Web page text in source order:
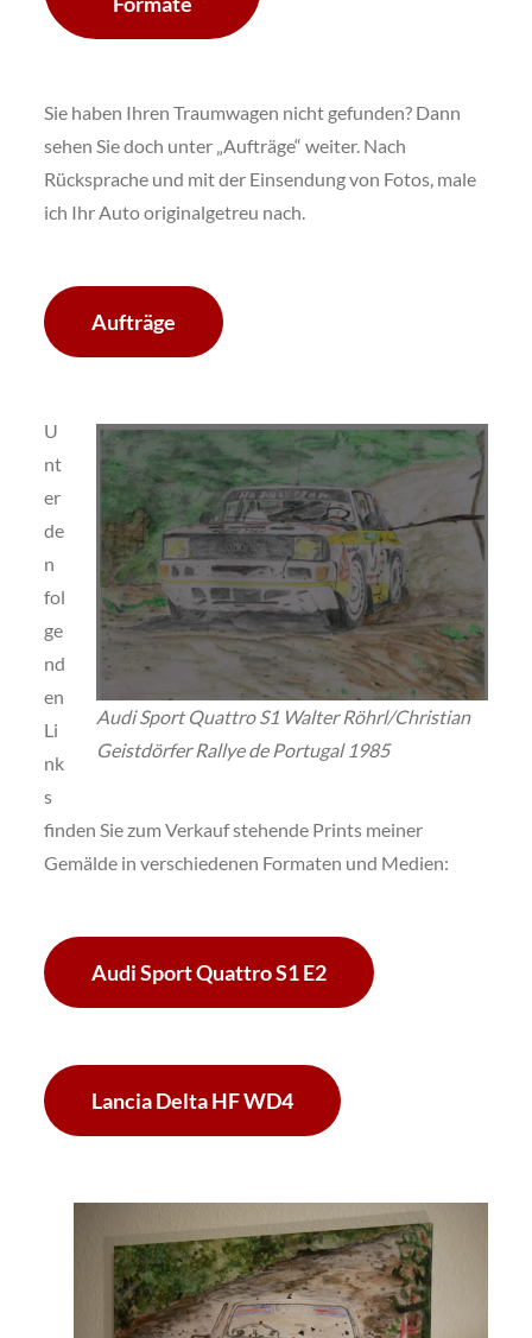
Sie haben Ihren Traumwagen nicht gefunden? Dann
sehen Sie doch unter „Aufträge“ weiter. Nach
Rücksprache und mit der Einsendung von Fotos, male
ich Ihr Auto originalgetreu nach.
Aufträge
Audi Sport Quattro S1 Walter Röhrl/Christian
Geistdörfer Rallye de Portugal 1985
U
nt
er
de
n
fol
ge
nd
en
Li
nk
s
finden Sie zum Verkauf stehende Prints meiner
Gemälde in verschiedenen Formaten und Medien:
Audi Sport Quattro S1 E2
Lancia Delta HF WD4